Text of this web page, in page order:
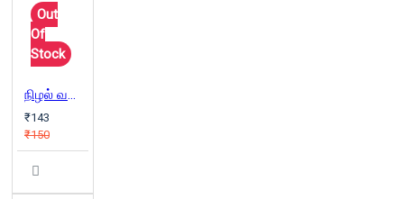
Out
Of
Stock
நிழல் வலைக் கண்ணிகள்
₹143
₹150